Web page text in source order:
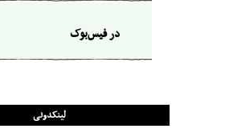
در فیس‌بوک
لینکدونی